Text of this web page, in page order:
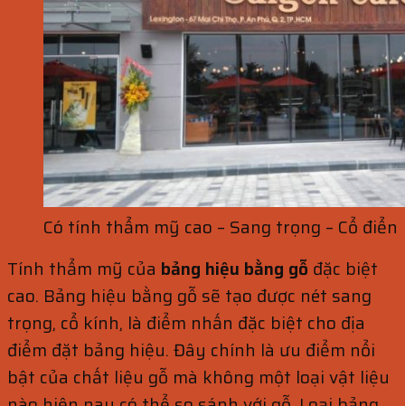
Có tính thẩm mỹ cao – Sang trọng – Cổ điển
Tính thẩm mỹ của bảng hiệu bằng gỗ đặc biệt
cao. Bảng hiệu bằng gỗ sẽ tạo được nét sang
trọng, cổ kính, là điểm nhấn đặc biệt cho địa
điểm đặt bảng hiệu. Đây chính là ưu điểm nổi
bật của chất liệu gỗ mà không một loại vật liệu